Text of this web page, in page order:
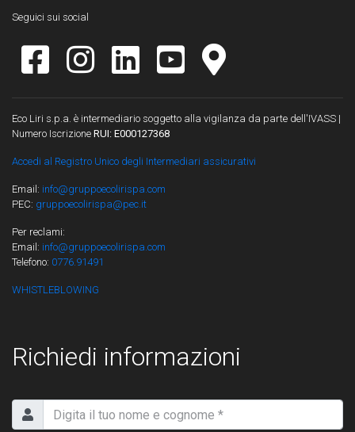
Seguici sui social
Eco Liri s.p.a. è intermediario soggetto alla vigilanza da parte dell'IVASS |
Numero Iscrizione RUI: E000127368
Accedi al Registro Unico degli Intermediari assicurativi
Email: info@gruppoecolirispa.com
PEC: gruppoecolirispa@pec.it
Per reclami:
Email: info@gruppoecolirispa.com
Telefono: 0776.91491
WHISTLEBLOWING
Richiedi informazioni